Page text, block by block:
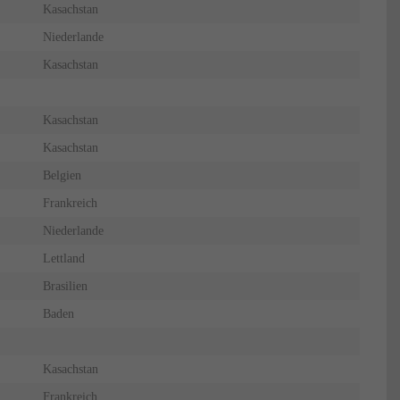
Kasachstan
Niederlande
Kasachstan
Kasachstan
Kasachstan
Belgien
Frankreich
Niederlande
Lettland
Brasilien
Baden
Kasachstan
Frankreich